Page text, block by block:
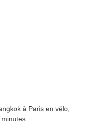
à Paris en vélo,